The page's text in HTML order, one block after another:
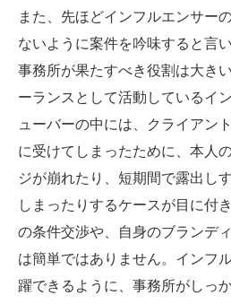
また、先ほどインフルエンサー
ないように案件を吟味すると言
事務所が果たすべき役割は大き
ーランスとして活動しているイ
ューバーの中には、クライアン
に受けてしまったために、本人
ジが崩れたり、短期間で露出し
しまったりするケースが目に付
の条件交渉や、自身のブランデ
は簡単ではありません。インフ
躍できるように、事務所がしっ